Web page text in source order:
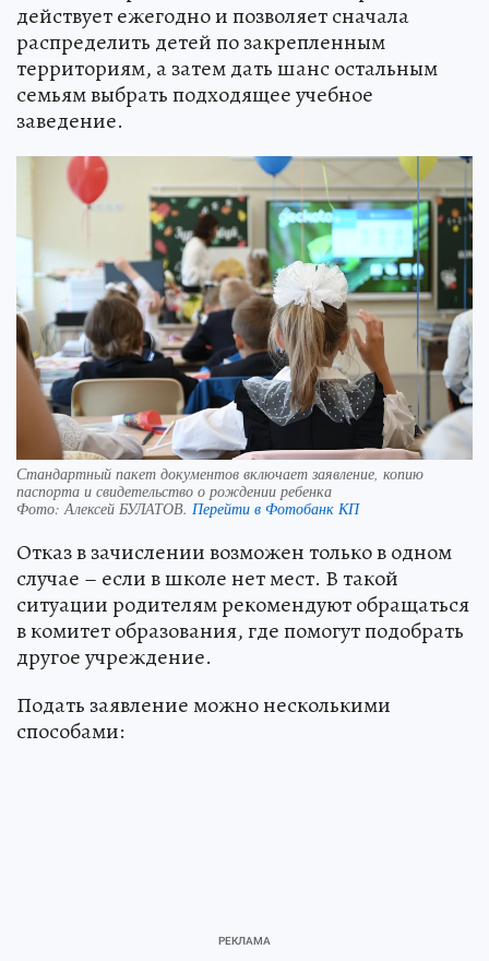
действует ежегодно и позволяет сначала
распределить детей по закрепленным
территориям, а затем дать шанс остальным
семьям выбрать подходящее учебное
заведение.
Стандартный пакет документов включает заявление, копию
паспорта и свидетельство о рождении ребенка
Фото: Алексей БУЛАТОВ. Перейти в Фотобанк КП
Отказ в зачислении возможен только в одном
случае – если в школе нет мест. В такой
ситуации родителям рекомендуют обращаться
в комитет образования, где помогут подобрать
другое учреждение.
Подать заявление можно несколькими
способами: